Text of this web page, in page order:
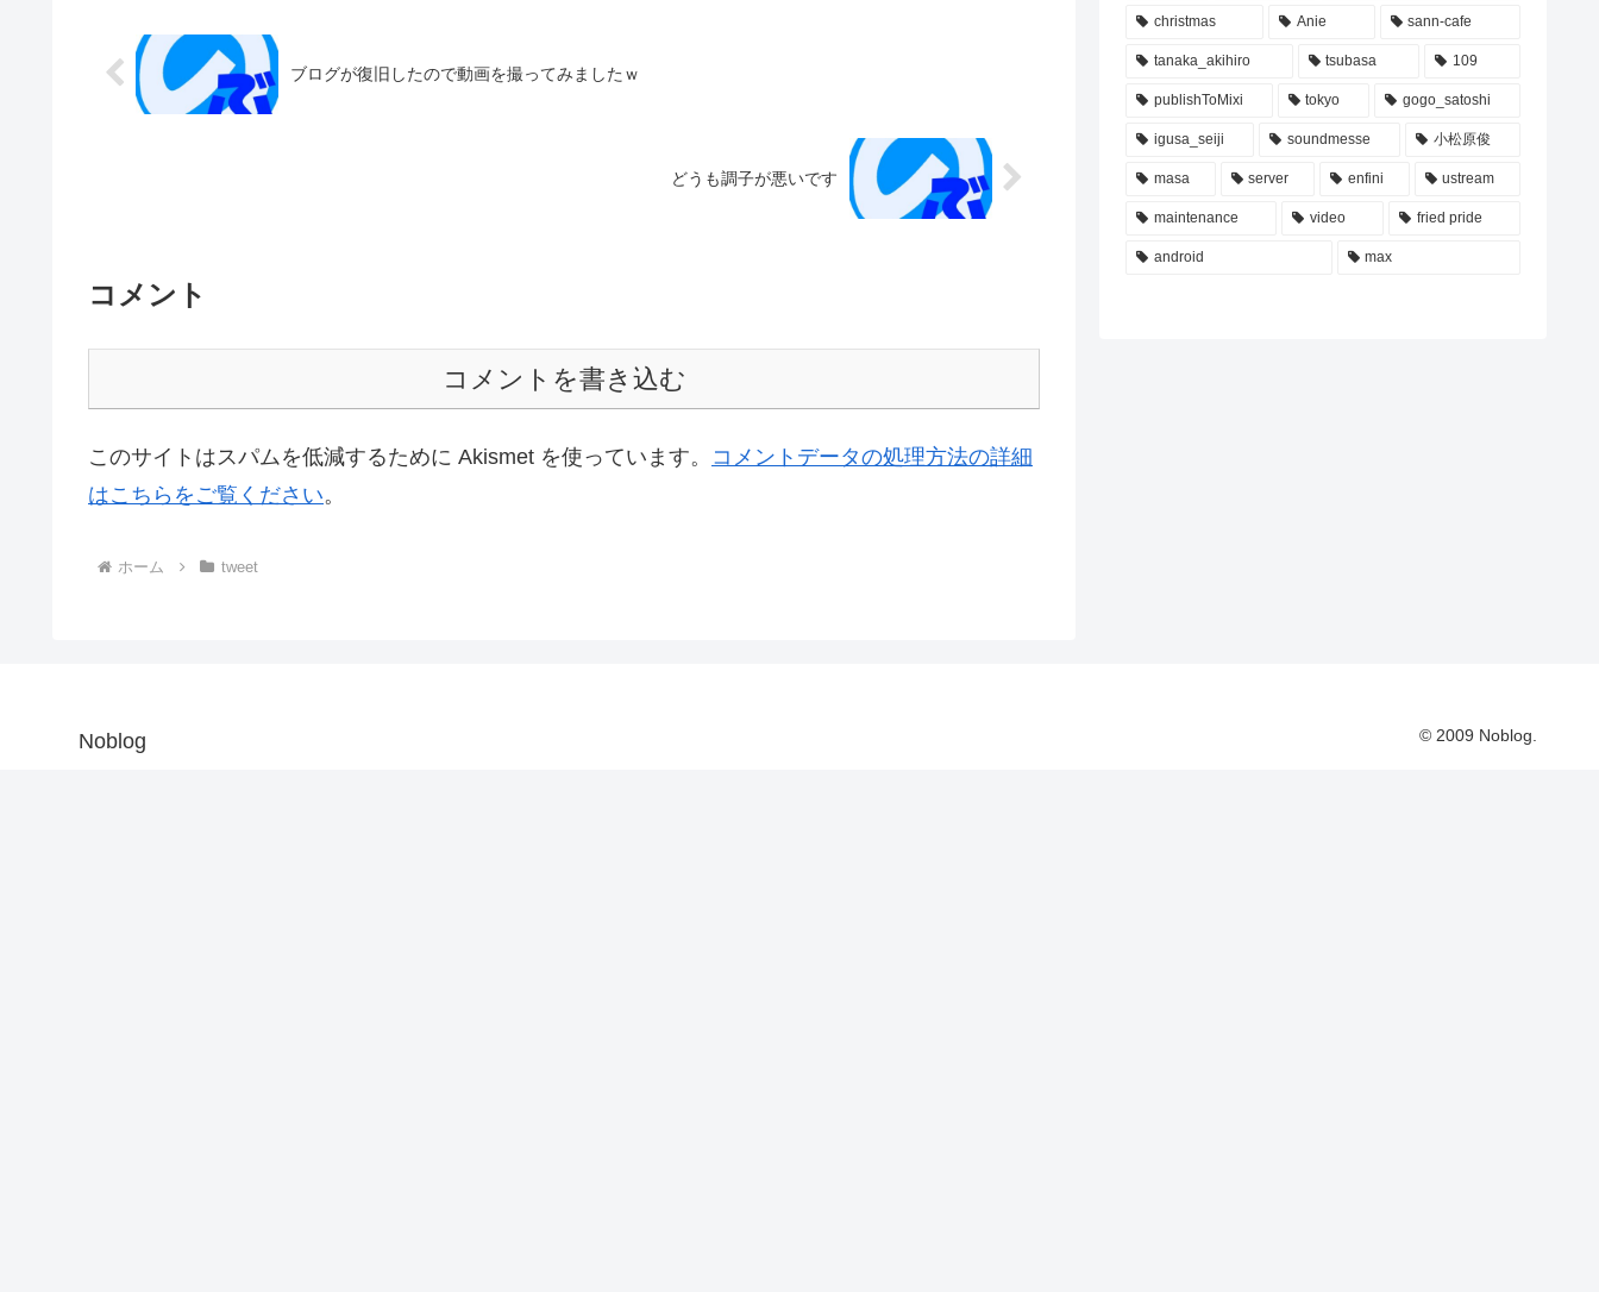
ブログが復旧したので動画を撮ってみましたｗ
どうも調子が悪いです
コメント
コメントを書き込む
このサイトはスパムを低減するために Akismet を使っています。 コメントデータの処理方法の詳細
はこちらをご覧ください。
ホーム tweet
christmas Anie sann-cafe
tanaka_akihiro tsubasa 109
publishToMixi tokyo gogo_satoshi
igusa_seiji soundmesse 小松原俊
masa server enfini ustream
maintenance video fried pride
android max
Noblog © 2009 Noblog.